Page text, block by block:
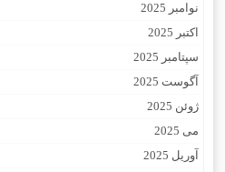
نوامبر 2025
اکتبر 2025
سپتامبر 2025
آگوست 2025
ژوئن 2025
می 2025
آوریل 2025